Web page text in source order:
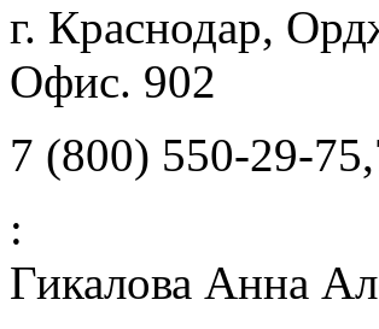
г. Краснодар,
Офис. 902
7 (800) 550-29-
:
Гикалова Анна